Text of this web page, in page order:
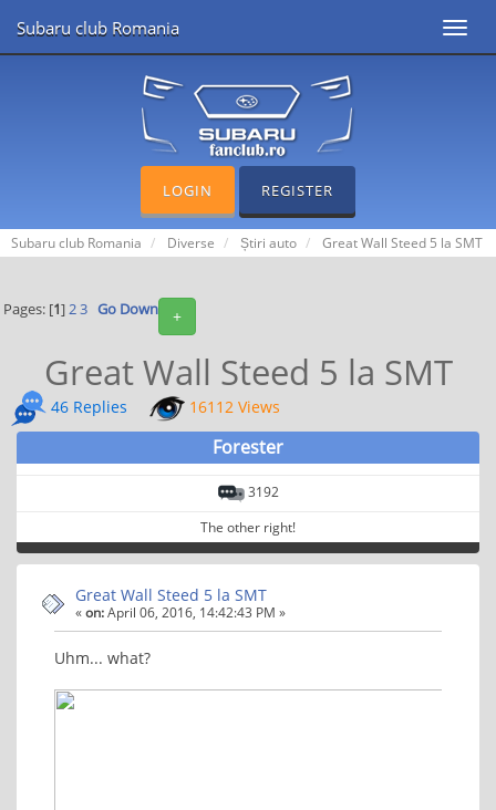
Subaru club Romania
LOGIN REGISTER
Subaru club Romania Diverse Știri auto Great Wall Steed 5 la SMT
+
Pages: [1]2 3 Go Down
Great Wall Steed 5 la SMT
46 Replies 16112 Views
Forester
3192
The other right!
Great Wall Steed 5 la SMT
«on:April 06, 2016, 14:42:43 PM »
Uhm... what?